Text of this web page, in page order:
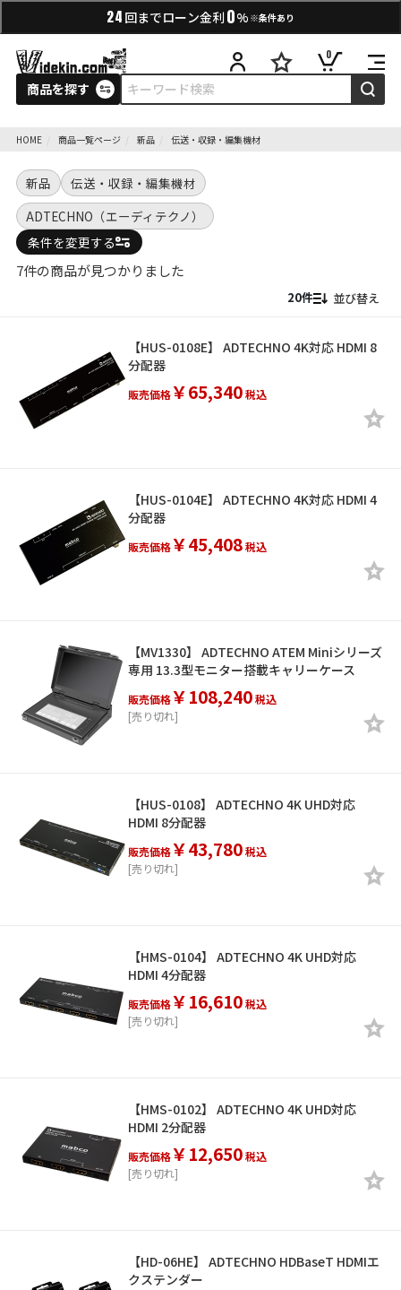
24 回までローン金利 0% ※条件あり
商品を探す
0
HOME 商品一覧ページ 新品 伝送・収録・編集機材
新品
伝送・収録・編集機材
ADTECHNO（エーディテクノ）
条件を変更する
7件の商品が見つかりました
並び替え
【HUS-0108E】 ADTECHNO 4K対応 HDMI 8
分配器
販売価格￥65,340税込
【HUS-0104E】 ADTECHNO 4K対応 HDMI 4
分配器
販売価格￥45,408税込
【MV1330】 ADTECHNO ATEM Miniシリーズ
専用 13.3型モニター搭載キャリーケース
販売価格￥108,240税込
[売り切れ]
【HUS-0108】 ADTECHNO 4K UHD対応
HDMI 8分配器
販売価格￥43,780税込
[売り切れ]
【HMS-0104】 ADTECHNO 4K UHD対応
HDMI 4分配器
販売価格￥16,610税込
[売り切れ]
【HMS-0102】 ADTECHNO 4K UHD対応
HDMI 2分配器
販売価格￥12,650税込
[売り切れ]
【HD-06HE】 ADTECHNO HDBaseT HDMIエ
クステンダー